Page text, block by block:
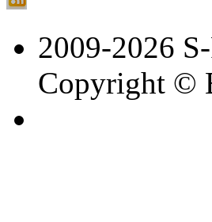
2009-2026
Copyright ©